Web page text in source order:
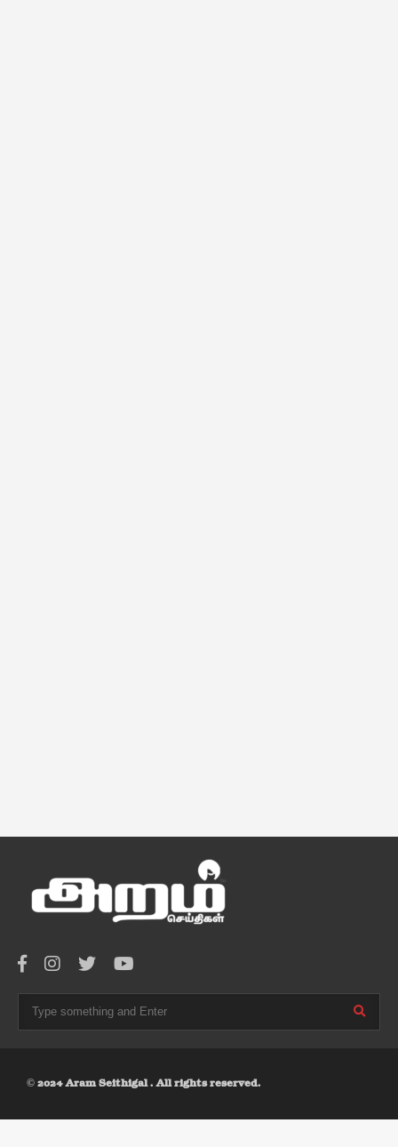
© 2024 Aram Seithigal . All rights reserved.